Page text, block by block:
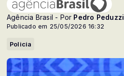
Agência Brasil - Por Pedro Peduzzi
Publicado em 25/05/2026 16:32
Policia